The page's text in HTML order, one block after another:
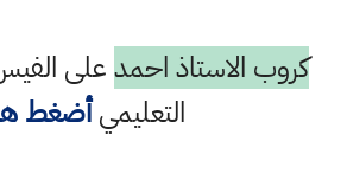
كروب الاستاذ احمدعلى
التعليميأضغط